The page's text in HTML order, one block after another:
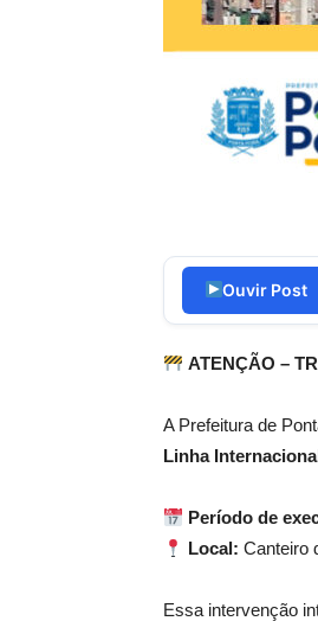
Ouvir Post
ATENÇÃO –
A Prefeitura de
Linha
Período de
Local: Canteiro
Essa intervenção